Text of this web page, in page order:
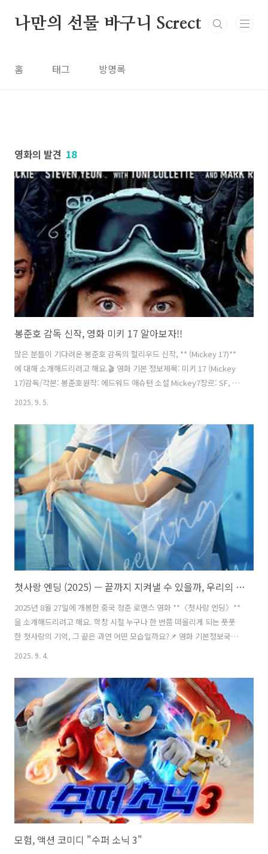
나만의 선물 바구니 Screct
홈 태그 방명록
영화의 발견 18
봉준호 감독 신작, 영화 미키 17 알아보자!!
많은 분들이 기다려온 봉준호 감독의 헐리우드 신작, ** (Mickey 17)**
에 대해 소개해드리려고 해요.🎬 영화 기본 정보제목: 미키 17 (Mickey
17)감독/각본: 봉준호원작: 에드워드 애슈턴 소설 Mickey7장르: SF, 블
랙 코미디개봉일:한국: 2025년 2월 28일미국: 2025년 3월 7일주연: 로
(스포일러 없음!)영화의 배경은 2050년, 얼음 행성 니플헤임.주인공 미
키 반스는 빚에서 벗어나기 위해 "익스펜더블"이라는 특수 임무를 맡습
니다. 익스펜더블이란?👉 죽으면 새로운 복제체로 ‘프린트’되어 다시 살
아나는 존재예요.즉, 죽음을 반복하며 살아남는 삶을 살아가야 하는 거
죠.그러던 중 미키는 지구 밖 식..
2025. 9. 5.
첫사랑 엔딩 (2025) — 끝까지 지켜낼 수 있을까, 우리의 첫사랑
2025년 8월 27일에 개봉한 중국 청춘 로맨스 영화 **〈첫사랑 엔딩〉**
을 소개해드리려고 해요. 학창 시절 누구나 한 번쯤 떠올리게 되는 풋풋
한 첫사랑의 기억, 그 끝은 과연 어떤 모습일까요?📌 영화 기본정보국내
개봉일: 2025년 8월 27일원개봉/러닝타임: 2023년 중국, 103분감독: 류
〈念念相忘〉주요 출연: 류하오춘, 송위룡국내 배급: ㈜바이포엠스튜
디오📖 줄거리 (스포일러 無)공부도 잘하고 운동도 빠지는 게 없는 소녀
쉬녠녠(류하오춘).그리고 장난꾸러기 같지만 속은 순수한 소년 양쓰훠
(송위룡).사소한 오해로 시작된 세 번의 내기는 둘 사이에 미묘한 감정을
싹트게 만들어요.함께 웃고 울며 가장 빛나던 학창 시절..
2025. 9. 4.
모험, 액션 코미디 "수퍼 소닉 3"